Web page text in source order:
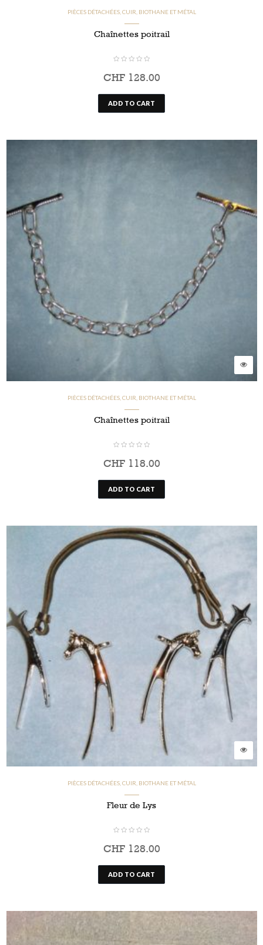
PIÈCES DÉTACHÉES, CUIR, BIOTHANE ET MÉTAL
Chaînettes poitrail
CHF128.00
ADD TO CART
PIÈCES DÉTACHÉES, CUIR, BIOTHANE ET MÉTAL
Chaînettes poitrail
CHF118.00
ADD TO CART
PIÈCES DÉTACHÉES, CUIR, BIOTHANE ET MÉTAL
Fleur de Lys
CHF128.00
ADD TO CART